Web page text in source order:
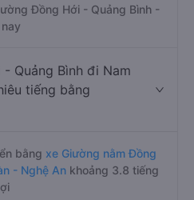
Đồng Hới - Quảng Bình -
Quảng Bình đi Nam
tiếng bằng
bằng xe Giường nằm Đồng
- Nghệ An khoảng 3.8 tiếng